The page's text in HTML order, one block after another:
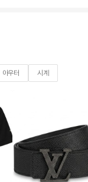
아우터 시계